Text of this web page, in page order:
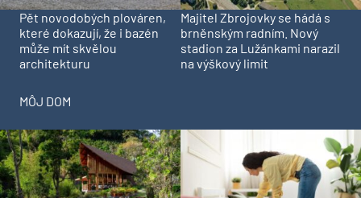
Pět novodobých plováren,
které dokazují, že i bazén
může mít skvělou
architekturu
Majitel Zbrojovky se hádá s
brněnským radním. Nový
stadion za Lužánkami narazil
na výškový limit
MÔJ DOM